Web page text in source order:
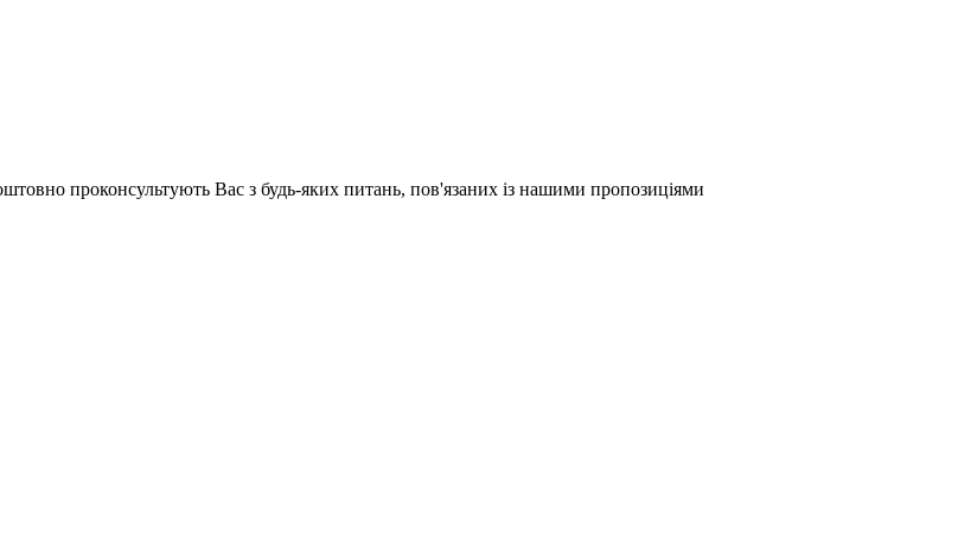
проконсультують Вас з будь-яких питань, пов'язаних із нашими пропозиціями